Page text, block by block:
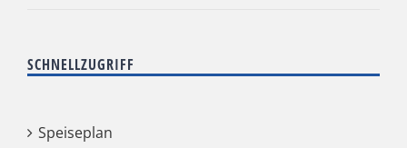
SCHNELLZUGRIFF
Speiseplan